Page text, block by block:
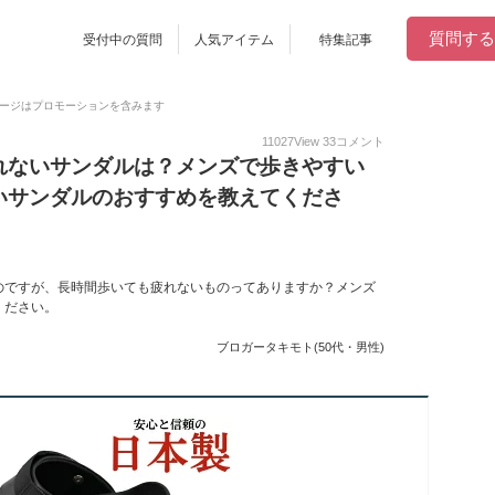
受付中の質問 人気アイテム 特集記事 質問する
ジはプロモーションを含みます
11027View 33コメント
いサンダルは？メンズで歩きやすい
ンダルのおすすめを教えてくださ
すが、長時間歩いても疲れないものってありますか？メンズ
さい。
ブロガータキモト(50代・男性)